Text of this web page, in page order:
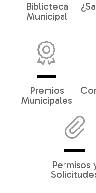
Biblioteca
Municipal
Premios
Municipales
Permisos